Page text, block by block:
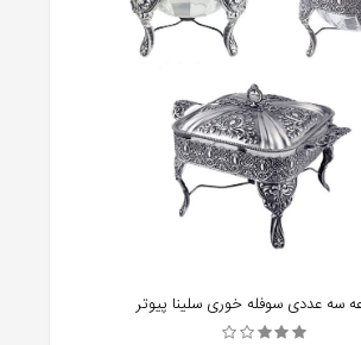
سه عددی سوفله خوری سلینا پیوتر